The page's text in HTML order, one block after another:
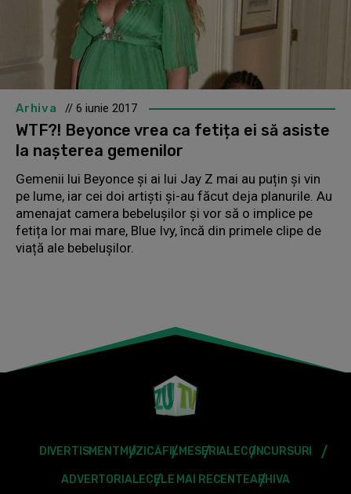
Arhiva // 6 iunie 2017
WTF?! Beyonce vrea ca fetița ei să asiste
la nașterea gemenilor
Gemenii lui Beyonce și ai lui Jay Z mai au puțin și vin
pe lume, iar cei doi artiști și-au făcut deja planurile. Au
amenajat camera bebelușilor și vor să o implice pe
fetița lor mai mare, Blue Ivy, încă din primele clipe de
viață ale bebelușilor.
DIVERTISMENT MUZICĂFILMESERIALECONCURSURI
ADVERTORIALECELE MAI RECENTEARHIVA